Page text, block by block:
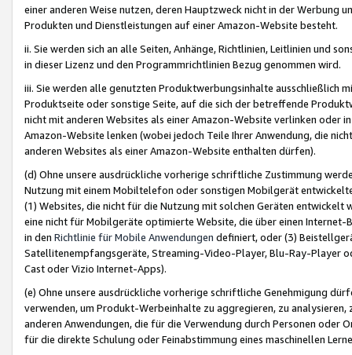
einer anderen Weise nutzen, deren Hauptzweck nicht in der Werbung
Produkten und Dienstleistungen auf einer Amazon-Website besteht.
ii. Sie werden sich an alle Seiten, Anhänge, Richtlinien, Leitlinien und
in dieser Lizenz und den Programmrichtlinien Bezug genommen wird.
iii. Sie werden alle genutzten Produktwerbungsinhalte ausschließlich
Produktseite oder sonstige Seite, auf die sich der betreffende
nicht mit anderen Websites als einer Amazon-Website verlinken oder
Amazon-Website lenken (wobei jedoch Teile Ihrer Anwendung, die
anderen Websites als einer Amazon-Website enthalten dürfen).
(d) Ohne unsere ausdrückliche vorherige schriftliche Zustimmung
Nutzung mit einem Mobiltelefon oder sonstigen Mobilgerät
(1) Websites, die nicht für die Nutzung mit solchen Geräten
eine nicht für Mobilgeräte optimierte Website, die über einen
in den Richtlinie für Mobile Anwendungen definiert, oder (3)
Satellitenempfangsgeräte, Streaming-Video-Player, Blu-Ray-Player
Cast oder Vizio Internet-Apps).
(e) Ohne unsere ausdrückliche vorherige schriftliche Genehmigung
verwenden, um Produkt-Werbeinhalte zu aggregieren, zu
anderen Anwendungen, die für die Verwendung durch Personen
für die direkte Schulung oder Feinabstimmung eines maschinellen